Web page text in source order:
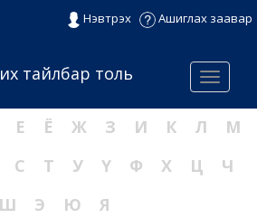
Нэвтрэх Ашиглах заавар
Menu
тайлбар толь
Е Ё Ж З И К Л
М
С Т У Ү Ф Х Ц
Ч
Ш
Э Ю Я